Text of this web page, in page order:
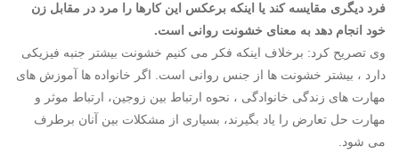
فرد دیگری مقایسه کند یا اینکه برعکس این کارها را مرد در مقابل زن
خود انجام دهد به معنای خشونت روانی است.
وی تصریح کرد: برخلاف اینکه فکر می کنیم خشونت بیشتر جنبه فیزیکی
دارد ، بیشتر خشونت ها از جنس روانی است. اگر خانواده ها آموزش های
مهارت های زندگی خانوادگی ، نحوه ارتباط بین زوجین، ارتباط موثر و
مهارت حل تعارض را یاد بگیرند، بسیاری از مشکلات بین آنان برطرف
می شود.